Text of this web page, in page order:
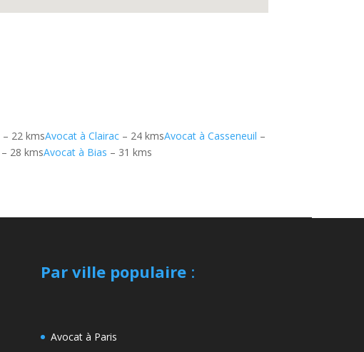
– 22 kmsAvocat à Clairac – 24 kmsAvocat à Casseneuil –
– 28 kmsAvocat à Bias – 31 kms
Par ville populaire:
Avocat à Paris